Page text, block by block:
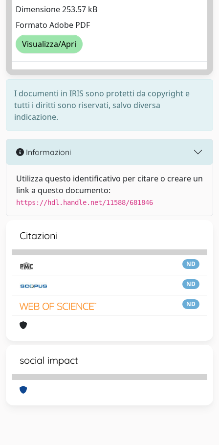
Dimensione 253.57 kB
Formato Adobe PDF
Visualizza/Apri
I documenti in IRIS sono protetti da copyright e
tutti i diritti sono riservati, salvo diversa
indicazione.
Informazioni
Utilizza questo identificativo per citare o creare un
link a questo documento:
https://hdl.handle.net/11588/681846
Citazioni
ND
ND
ND
social impact